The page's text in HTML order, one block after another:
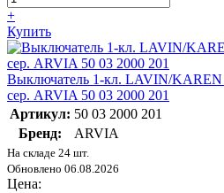
+
Купить
Выключатель 1-кл. LAVIN/KAREN
сер. ARVIA 50 03 2000 201
Артикул: 50 03 2000 201
Бренд:
ARVIA
На складе 24 шт.
Обновлено 06.08.2026
Цена: